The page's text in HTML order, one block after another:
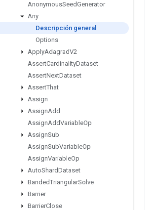
AnonymousSeedGenerator
Any
Descripción general
Options
ApplyAdagradV2
AssertCardinalityDataset
AssertNextDataset
AssertThat
Assign
AssignAdd
AssignAddVariableOp
AssignSub
AssignSubVariableOp
AssignVariableOp
AutoShardDataset
BandedTriangularSolve
Barrier
BarrierClose